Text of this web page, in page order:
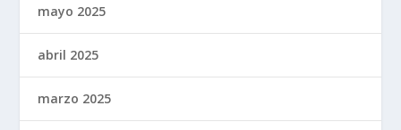
mayo 2025
abril 2025
marzo 2025